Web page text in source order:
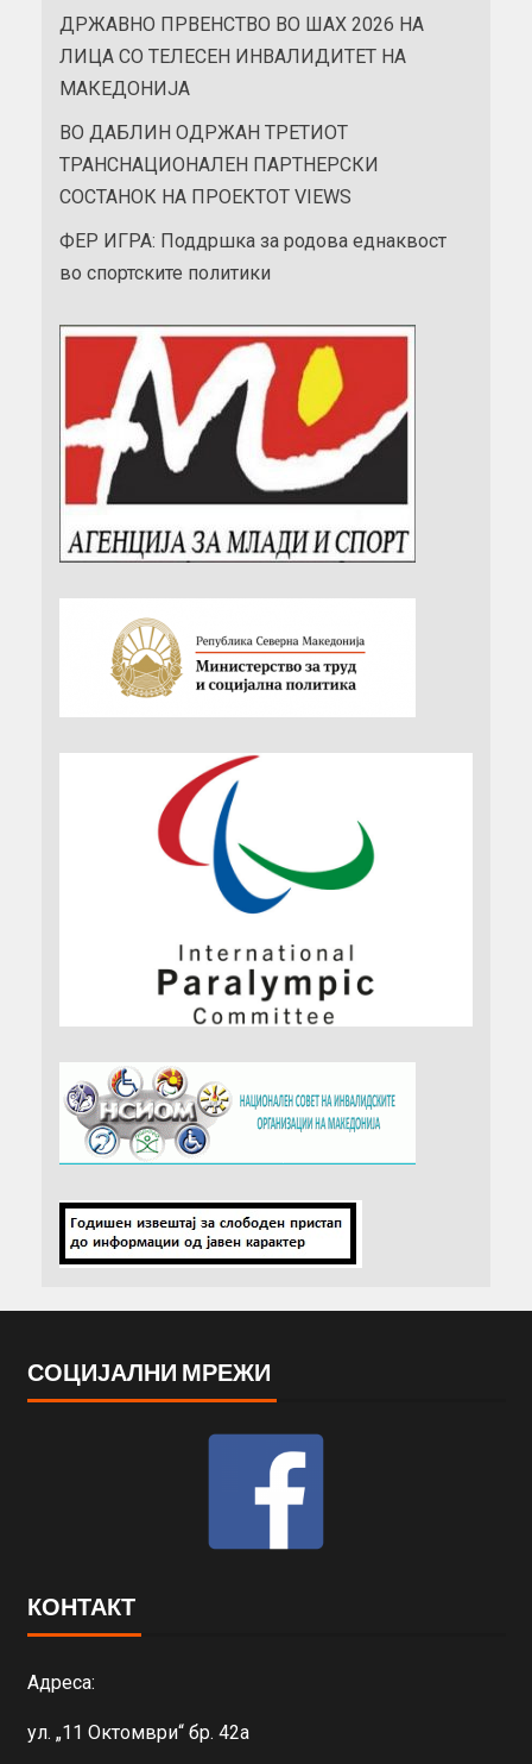
ДРЖАВНО ПРВЕНСТВО ВО ШАХ 2026 НА
ЛИЦА СО ТЕЛЕСЕН ИНВАЛИДИТЕТ НА
МАКЕДОНИЈА
ВО ДАБЛИН ОДРЖАН ТРЕТИОТ
ТРАНСНАЦИОНАЛЕН ПАРТНЕРСКИ
СОСТАНОК НА ПРОЕКТОТ VIEWS
ФЕР ИГРА: Поддршка за родова еднаквост
во спортските политики
СОЦИЈАЛНИ МРЕЖИ
КОНТАКТ
Адреса:
ул. „11 Октомври“ бр. 42а